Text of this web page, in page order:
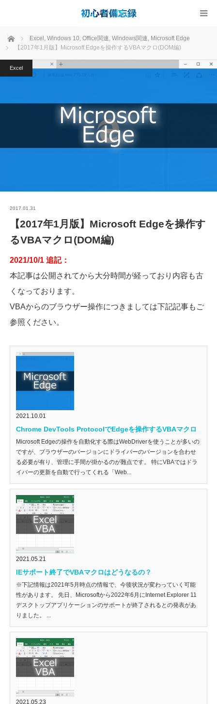
ホーム Excel , Windows 10, Office関連, Windows関連, Microsoft Edge
【2017年1月版】Microsoft Edgeを操作するVBAマクロ(DOM編)
Excel
2017.01.31
【2017年1月版】Microsoft Edgeを操作す
るVBAマクロ(DOM編)
2021/10/1 追記：
本記事は公開されてから大分時間が経っており内容も古
くなっております。
VBAからのブラウザー操作につきましては下記記事もご
参照ください。
2021.10.01
Chrome DevTools ProtocolでEdgeを操作するVBAマクロ
Microsoft Edgeの操作を自動化する際はWebDriverを使うことが多いの
ですが、ブラウザーのバージョンにドライバーのバージョンを合わせ
る必要が有り、管理に手間が掛かるのが難点です。 特にVBAではドラ
イバーの更新を自動で行ってくれる「Web...
2021.05.21
IEサポート終了でVBAマクロはどうなるの？
※下記情報は2021年5月時点の情報で、今後状況が変わっていく可能
性があります。 先日、Microsoftから2022年6月にInternet Explorer 11
デスクトップアプリケーションのサポートが終了されるとの発表があ
りました。 ...
2021.05.23